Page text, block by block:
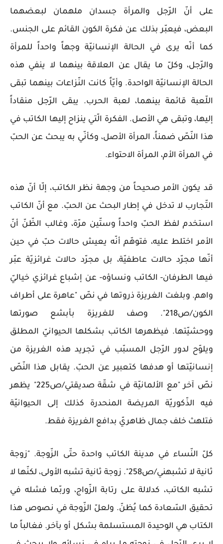
على أنّ الرّجل والمرأة جسدان ملهمان لبعضهما
البعض، فيعبّر بذلك عن فكرة الكون القائم على الجنس.
كما أنّه يرى في الحالة الإنسانيّة وجهاً واحداً للمرأة
والرّجل، وكلّ ما يقال عن العلاقة بينهما لا ينفي هذه
الحالة الإنسانيّة الواحدة. وأيّاً كانت النّزاعات بينهما تبقى
اللّعبة قائمة بينهما، لعبة الحرب. يبقى الرّجل منقاداً
إليها، وتبقى هي الأصل. الفكرة الّتي ينزاح إليها الكاتب في
هذا النّصّ ضمناً، المرأة الأصل، وكأنّي به يبحث عن الحبّ
في المرأة الأم، المرأة الاحتواء.
قد يكون الأمر صحيحاً من وجهة نظر الكاتب، إلّا أنّ هذه
التّجارب لا تدخل في إطار البحث عن الحبّ. مع أنّ الكاتب
استخدم لفظ الحبّ واحداً وستّين مرّة، وغالب الظّنّ أنّ
الأمر اختلط عليه، فتوهّم أنّه يعيش حالات حبّ في حين
أنّها مجرّد حالات عاطفيّة، بل مجرّد حالات غرائزيّة عبّر
فيها الطرفان- الكاتب ونساؤه- عن إشباع غرائزي خياليّ
واهم. وبلغت الغريزة ذروتها في نصّ "عاهرة على أطراف
الكون/ص218". وصف للغريزة بأبشع صورتها
ووحشيّتها. فيظهرها الكاتب بشكلها الحيوانيّ المطلق
ويلوّح لدور الرّجل المسبّب في تجريد هذه الغريزة من
إنسانيّتها أو هدفها كتعبير عن الحبّ. يقابل هذا النّصّ
نصّ آخر "مع الألمانيّة في شقّة صديقتي/ص225" يظهر
فيه الذّكوريّة المريضة المنحدرة كذلك إلى الحيوانيّة
فتلهث خلف جمال ظاهريّ بدافع الغريزة فقط.
كلّ النّساء في مدينة الكاتب واحدة حتّى الزّوجة. "زوجة
ثانية لا تشبهني/ص258". زوجة ثانية تشبه الأولى، لكنّها لا
تشبه الكاتب، كدلالة على رتابة الزّواج، وربّما فشله في
تحقيق السّعادة كما يُظنّ. ولعلّ الزّوجة في نصوص هذا
الكتاب هي الوحيدة المستسلمة بشكل أو بآخر. فغالباً ما